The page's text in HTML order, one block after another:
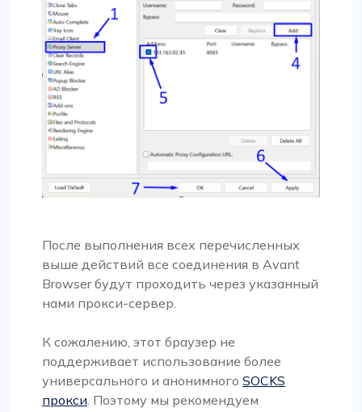
После выполнения всех перечисленных
выше действий все соединения в Avant
Browser будут проходить через указанный
нами прокси-сервер.
К сожалению, этот браузер не
поддерживает использование более
универсального и анонимного SOCKS
прокси. Поэтому мы рекомендуем